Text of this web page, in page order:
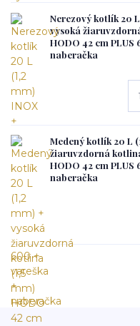
Nerezový kotlík 20
vysoká
HODO 42 cm PLUS
naberačka
Medený kotlík 20 L
žiaruvzdorná
HODO 42 cm PLUS
naberačka